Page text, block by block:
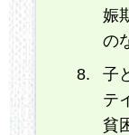
娠
の
子
テ
貧